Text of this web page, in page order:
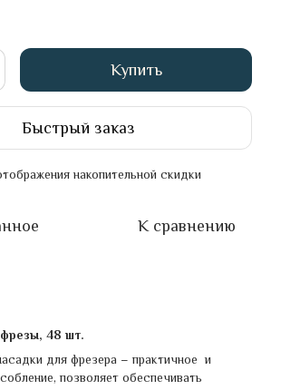
Купить
Быстрый заказ
накопительной скидки
К сравнению
48 шт.
для фрезера – практичное и
позволяет обеспечивать